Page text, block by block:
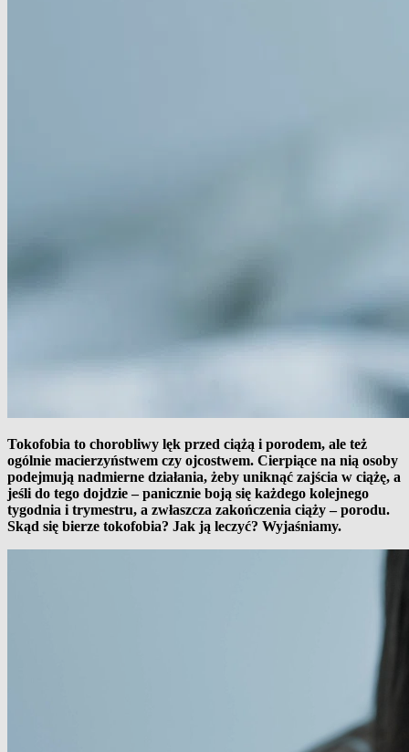
Tokofobia to chorobliwy lęk przed ciążą i porodem, ale też
ogólnie macierzyństwem czy ojcostwem. Cierpiące na nią osoby
podejmują nadmierne działania, żeby uniknąć zajścia w ciążę, a
jeśli do tego dojdzie – panicznie boją się każdego kolejnego
tygodnia i trymestru, a zwłaszcza zakończenia ciąży – porodu.
Skąd się bierze tokofobia? Jak ją leczyć? Wyjaśniamy.